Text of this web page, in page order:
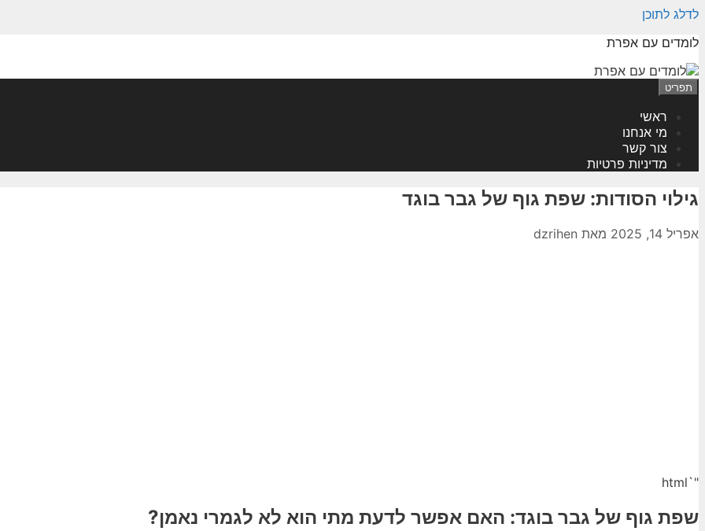
לדלג לתוכן
לומדים עם אפרת
תפריט
ראשי
מי אנחנו
צור קשר
מדיניות פרטיות
גילוי הסודות: שפת גוף של גבר בוגד
אפריל 14, 2025 מאת dzrihen
"`html
שפת גוף של גבר בוגד: האם אפשר לדעת מתי הוא לא לגמרי נאמן?